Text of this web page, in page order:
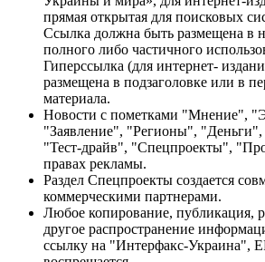
прямая открытая для поисковых
Ссылка должна быть размещена в
полного либо частичного
Гиперссылка (для интернет-
размещена в подзаголовке или в
материала.
Новости с пометками "Мнение",
"Заявление", "Регионы",
"Тест-драйв", "Спецпроекты",
правах рекламы.
Раздел Спецпроекты создается
коммерческими партнерами.
Любое копирование, публикация,
другое распространение
ссылку на "Интерфакс-Украина",